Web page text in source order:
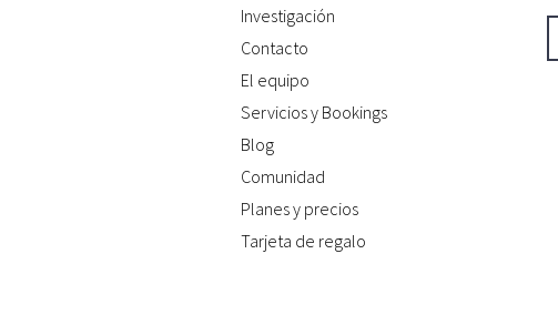
Investigación
Contacto
El equipo
Servicios y Bookings
Blog
Comunidad
Planes y precios
Tarjeta de regalo